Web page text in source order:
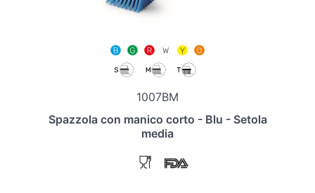
1007BM
Spazzola con manico corto - Blu - Setola
media